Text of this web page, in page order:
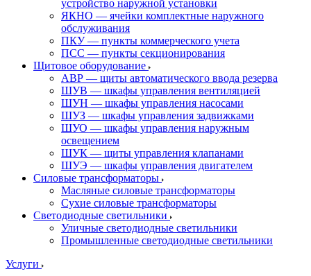
устройство наружной установки
ЯКНО — ячейки комплектные наружного
обслуживания
ПКУ — пункты коммерческого учета
ПСС — пункты секционирования
Щитовое оборудование
АВР — щиты автоматического ввода резерва
ШУВ — шкафы управления вентиляцией
ШУН — шкафы управления насосами
ШУЗ — шкафы управления задвижками
ШУО — шкафы управления наружным
освещением
ШУК — щиты управления клапанами
ШУЭ — шкафы управления двигателем
Силовые трансформаторы
Масляные силовые трансформаторы
Сухие силовые трансформаторы
Светодиодные светильники
Уличные светодиодные светильники
Промышленные светодиодные светильники
Услуги